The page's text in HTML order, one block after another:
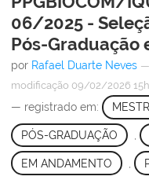
06/2025 -
Pós-Graduação
por Rafael Duarte Neves —
modificação 09/02/2026
— registrado em:
PÓS-GRADUAÇÃO
EM ANDAMENTO